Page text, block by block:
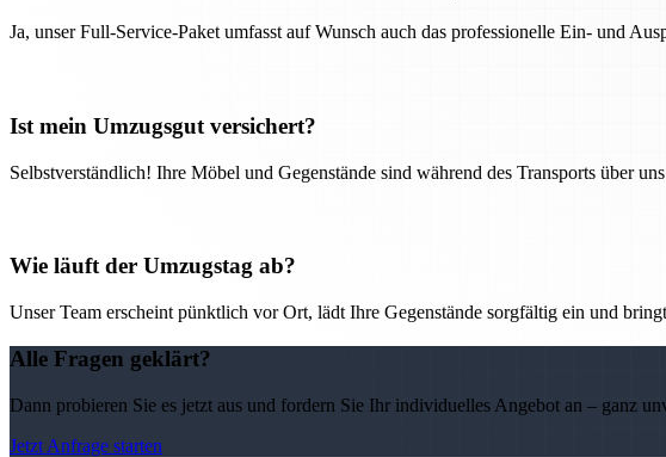
Ja, unser Full-Service-Paket umfasst auf Wunsch auch das professionelle Ein- und
Ist mein Umzugsgut versichert?
Selbstverständlich! Ihre Möbel und Gegenstände sind während des Transports über
Wie läuft der Umzugstag ab?
Unser Team erscheint pünktlich vor Ort, lädt Ihre Gegenstände sorgfältig ein und
Alle Fragen geklärt?
Dann probieren Sie es jetzt aus und fordern Sie Ihr individuelles Angebot an – ganz
Jetzt Anfrage starten